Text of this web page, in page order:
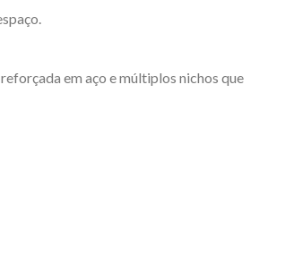
em aço e múltiplos nichos que